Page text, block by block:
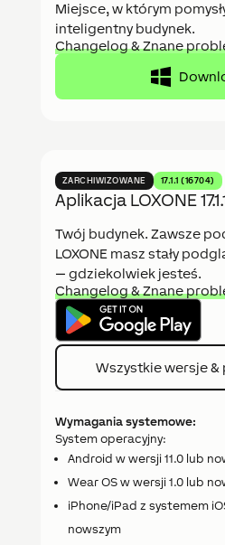
Miejsce, w którym
inteligentny budynek.
Changelog & Znane
ZARCHIWIZOWANE 17.1.1 (16704)
Aplikacja LOXONE
Twój budynek. Zawsze
LOXONE masz stały
— gdziekolwiek jesteś.
Changelog & Znane
Wszystkie wersje
Wymagania systemowe:
System operacyjny:
Android w wersji 11.0 lub
Wear OS w wersji 1.0 lub
iPhone/iPad z systemem
nowszym